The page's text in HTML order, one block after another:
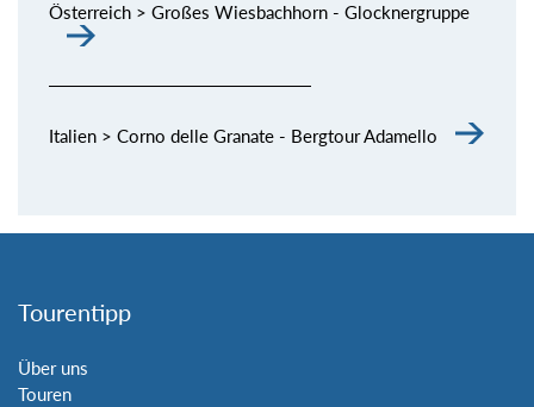
Österreich > Großes Wiesbachhorn - Glocknergruppe
Italien > Corno delle Granate - Bergtour Adamello
Tourentipp
Über uns
Touren